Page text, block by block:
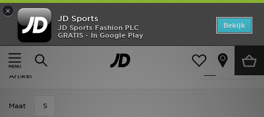
×
JD Sports
JD Sports Fashion PLC
GRATIS - In Google Play
Bekijk
Thuis
Dames Dameskleding Jassen
Dames - On Running Jassen
Artikel
Maat S
Home
Offers
New In